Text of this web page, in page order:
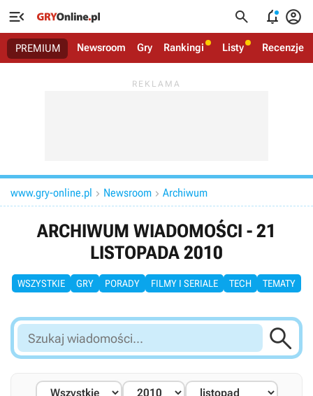
   
PREMIUM Newsroom Gry Rankingi Listy Recenzje
www.gry-online.pl  Newsroom  Archiwum
ARCHIWUM WIADOMOŚCI - 21
LISTOPADA 2010
WSZYSTKIE GRY PORADY FILMY I SERIALE TECH TEMATY
Szukaj
wiadomości...
